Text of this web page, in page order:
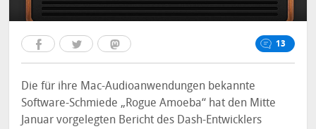
13
Die für ihre Mac-Audioanwendungen bekannte
Software-Schmiede „Rogue Amoeba“ hat den Mitte
Januar vorgelegten Bericht des Dash-Entwicklers